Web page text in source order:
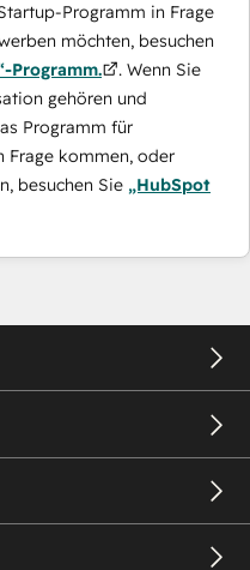
Programm in Frage
möchten, besuchen
Programm.
. Wenn Sie
gehören und
Programm für
Frage kommen, oder
besuchen Sie „HubSpot